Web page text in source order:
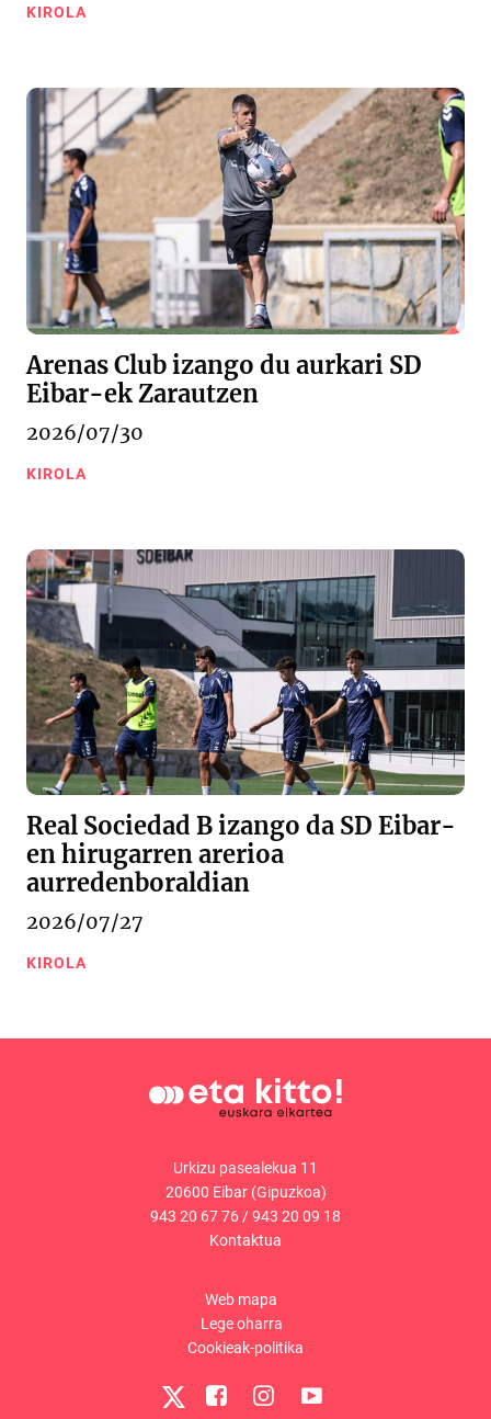
KIROLA
Arenas Club izango du aurkari SD
Eibar-ek Zarautzen
2026/07/30
KIROLA
Real Sociedad B izango da SD Eibar-
en hirugarren arerioa
aurredenboraldian
2026/07/27
KIROLA
Urkizu pasealekua 11
20600 Eibar (Gipuzkoa)
943 20 67 76 /943 20 09 18
Kontaktua
Web mapa
Lege oharra
Cookieak-politika